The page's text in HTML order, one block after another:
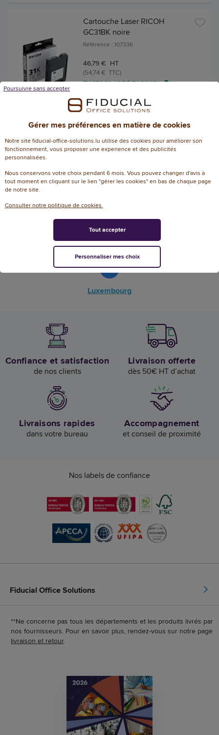
Cartouche Laser RICOH
GC31BK noire
Référence : 107336
46,79 € HT
(54,74 € TTC)
EN STOCK, LIVRÉ EN 24/48H
AJOUTER
Fiducial Office Solutions en Europe
Français Français
Luxembourg
Confiance et satisfaction
de nos clients
Livraison offerte
dès 50€ HT d’achat
Livraisons rapides
dans votre bureau
Accompagnement
et conseil de proximité
Nos labels de confiance
Fiducial Office Solutions
**Ne concerne pas tous les départements et les produits livrés par
nos fournisseurs. Pour en savoir plus, rendez-vous sur notre page
livraison et retour.
Gérer mes préférences en matière de cookies
Notre site fiducial-office-solutions.lu utilise des cookies pour améliorer son
fonctionnement, vous proposer une experience et des publicités
personnalisées.
Nous conservons votre choix pendant 6 mois. Vous pouvez changer d'avis à
tout moment en cliquant sur le lien "gérer les cookies" en bas de chaque page
de notre site.
Consulter notre politique de cookies
Poursuivre sans accepter
Personnaliser mes choix
Tout accepter